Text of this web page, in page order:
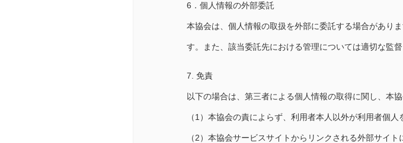
6．個人情報の外部委託
本協会は、個人情報の取扱を外部に委託する場合があり
す。また、該当委託先における管理については適切な監督
7. 免責
以下の場合は、第三者による個人情報の取得に関し、本
（1）本協会の責によらず、利用者本人以外が利用者個
（2）本協会サービスサイトからリンクされる外部サイ